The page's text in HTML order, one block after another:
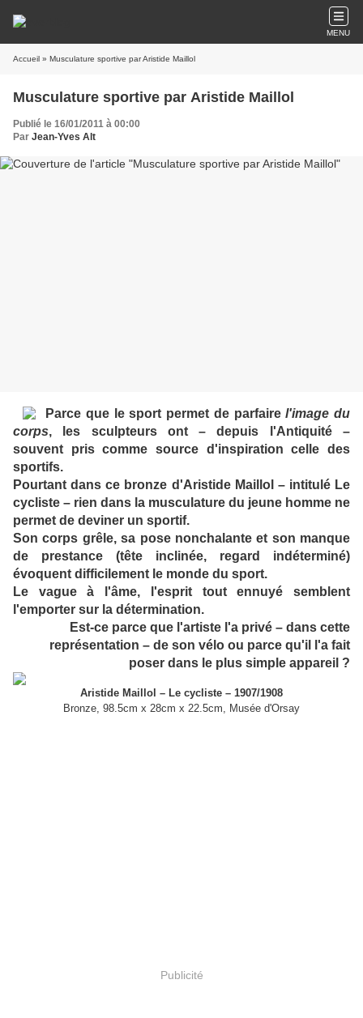
MENU
Accueil » Musculature sportive par Aristide Maillol
Musculature sportive par Aristide Maillol
Publié le 16/01/2011 à 00:00
Par Jean-Yves Alt
Parce que le sport permet de parfairel'image du
corps, les sculpteurs ont – depuis l'Antiquité –
souvent pris comme source d'inspiration celle des
sportifs.
Pourtant dans ce bronze d'Aristide Maillol – intitulé Le
cycliste – rien dans la musculature du jeune homme ne
permet de deviner un sportif.
Son corps grêle, sa pose nonchalante et son manque
de prestance (tête inclinée, regard indéterminé)
évoquent difficilement le monde du sport.
Le vague à l'âme, l'esprit tout ennuyé semblent
l'emporter sur la détermination.
Est-ce parce que l'artiste l'a privé – dans cette
représentation – de son vélo ou parce qu'il l'a fait
poser dans le plus simple appareil ?
Aristide Maillol – Le cycliste – 1907/1908
Bronze, 98.5cm x 28cm x 22.5cm, Musée d'Orsay
Publicité